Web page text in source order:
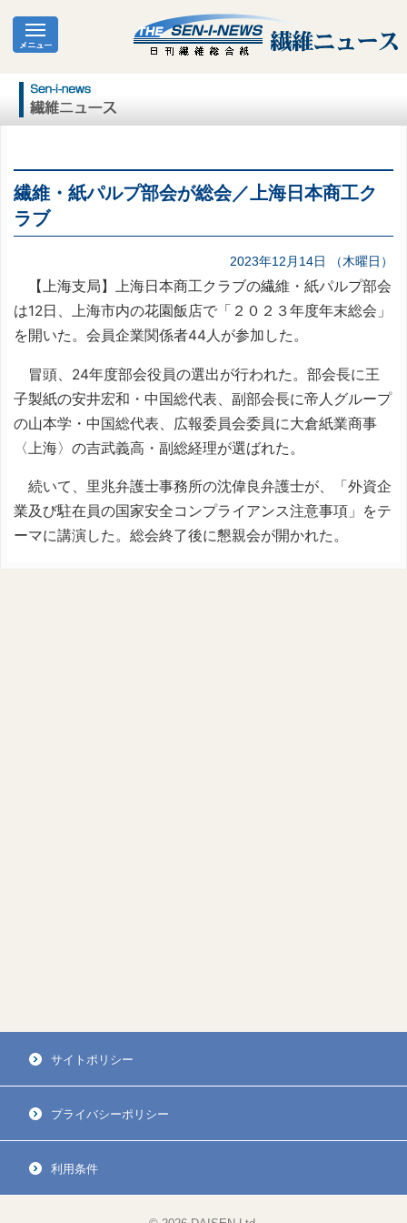
繊維・紙パルプ部会が総会／上海日本商工ク
ラブ
2023年12月14日 （木曜日）
【上海支局】上海日本商工クラブの繊維・紙パルプ部会
は12日、上海市内の花園飯店で「２０２３年度年末総会」
を開いた。会員企業関係者44人が参加した。
冒頭、24年度部会役員の選出が行われた。部会長に王
子製紙の安井宏和・中国総代表、副部会長に帝人グループ
の山本学・中国総代表、広報委員会委員に大倉紙業商事
〈上海〉の吉武義高・副総経理が選ばれた。
続いて、里兆弁護士事務所の沈偉良弁護士が、「外資企
業及び駐在員の国家安全コンプライアンス注意事項」をテ
ーマに講演した。総会終了後に懇親会が開かれた。
サイトポリシー
プライバシーポリシー
利用条件